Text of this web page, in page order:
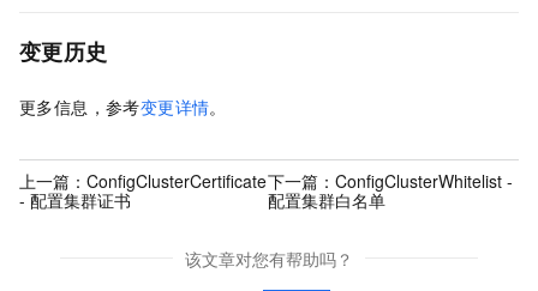
变更历史
更多信息，参考变更详情。
上一篇： ConfigClusterCertificate
- 配置集群证书
下一篇： ConfigClusterWhitelist -
配置集群白名单
该文章对您有帮助吗？